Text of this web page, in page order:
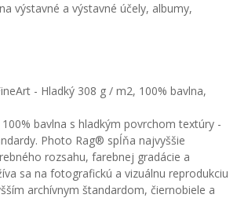
výstavné a výstavné účely, albumy,
- Hladký 308 g / m2, 100% bavlna,
bavlna s hladkým povrchom textúry -
Photo Rag® spĺňa najvyššie
rozsahu, farebnej gradácie a
sa na fotografickú a vizuálnu reprodukciu
archívnym štandardom, čiernobiele a